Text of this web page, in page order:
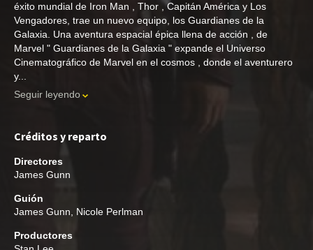
éxito mundial de Iron Man , Thor , Capitán América y Los
Vengadores, trae un nuevo equipo, los Guardianes de la
Galaxia. Una aventura espacial épica llena de acción , de
Marvel " Guardianes de la Galaxia " expande el Universo
Cinematográfico de Marvel en el cosmos , donde el aventurero
y...
Seguir leyendo
Créditos y reparto
Directores
James Gunn
Guión
James Gunn
Nicole Perlman
Productores